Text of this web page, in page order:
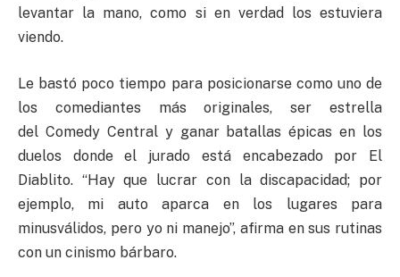
levantar la mano, como si en verdad los estuviera
viendo.
Le bastó poco tiempo para posicionarse como uno de
los comediantes más originales, ser estrella
del ComedyCentral y ganar batallas épicas en los
duelos donde el jurado está encabezado por El
Diablito. “Hay que lucrar con la discapacidad; por
ejemplo, mi auto aparca en los lugares para
minusválidos, pero yo ni manejo”, afirma en sus rutinas
con un cinismo bárbaro.